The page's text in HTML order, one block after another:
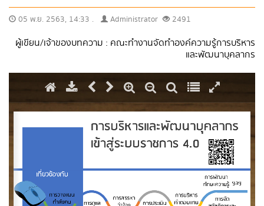
05 พ.ย. 2563, 14:33 . Administrator 2491
ผู้เขียน/เจ้าของบทความ : คณะทำงานจัดทำองค์ความรู้การบริหาร
และพัฒนาบุคลากร